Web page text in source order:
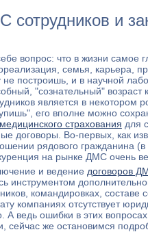
и
вопрос: что в жизни самое
семья, карьера,
не построишь, и в научной
"сознательный"
является в некотором
его вполне можно
страхования для
договоры. Во-первых, как
рядового гражданина
на рынке ДМС очень
и ведение договоров
инструментом
командировках,
компаниях отсутствует
А ведь ошибки в этих
же остановимся